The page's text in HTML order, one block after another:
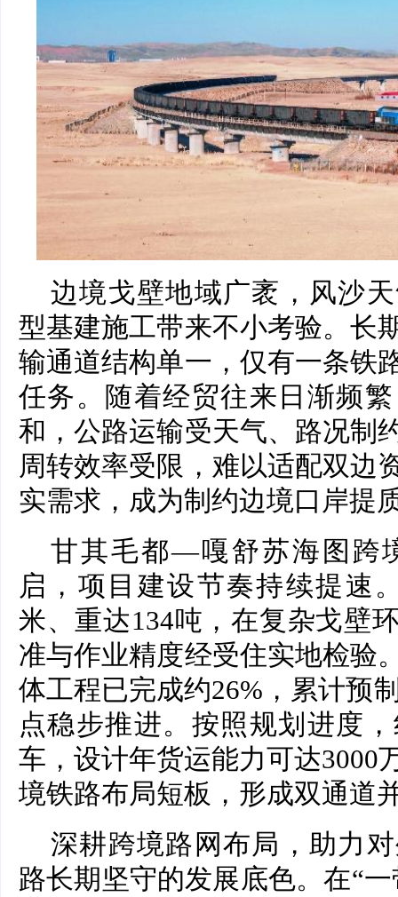
边境戈壁地域广袤，风沙
型基建施工带来不小考验。长
输通道结构单一，仅有一条铁
任务。随着经贸往来日渐频
和，公路运输受天气、路况制
周转效率受限，难以适配双边
实需求，成为制约边境口岸提
甘其毛都—嘎舒苏海图跨
启，项目建设节奏持续提速
米、重达134吨，在复杂戈壁
准与作业精度经受住实地检验
体工程已完成约26%，累计预
点稳步推进。按照规划进度
车，设计年货运能力可达3000
境铁路布局短板，形成双通道
深耕跨境路网布局，助力
路长期坚守的发展底色。在“